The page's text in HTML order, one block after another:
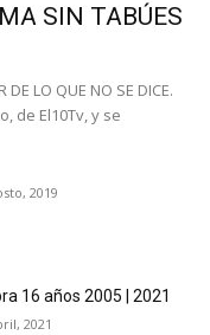
SIN TABÚES
DE LO QUE NO SE DICE.
de El10Tv, y se
2019
16 años 2005 | 2021
2021